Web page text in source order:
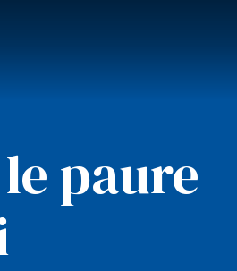
paure